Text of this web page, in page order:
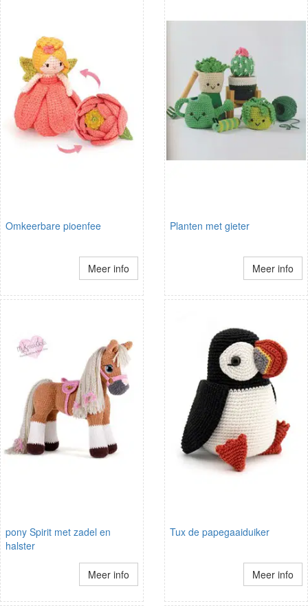
Omkeerbare pioenfee
Meer info
Planten met gieter
Meer info
pony Spirit met zadel en
halster
Meer info
Tux de papegaaiduiker
Meer info